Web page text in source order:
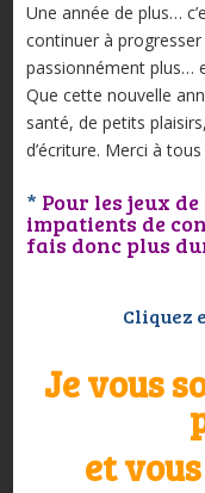
Une année de plus…
continuer à
passionnément plus…
Que cette nouvelle
santé, de petits
d’écriture. Merci à
* Pour les jeux
impatients de
fais donc plus
Cliquez
Je vous
et